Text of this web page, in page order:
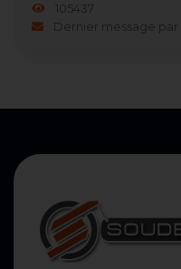
105437
Dernier message par